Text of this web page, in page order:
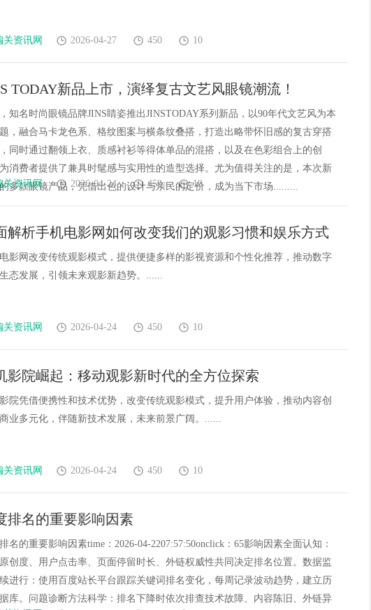
关资讯网 2026-04-27 450 10
TODAY新品上市，演绎复古文艺风眼镜潮流！
知名时尚眼镜品牌JINS睛姿推出JINSTODAY系列新品，以90年代文艺风为本
，融合马卡龙色系、格纹图案与横条纹叠搭，打造出略带怀旧感的复古穿搭
同时通过翻领上衣、质感衬衫等得体单品的混搭，以及在色彩组合上的创
消费者提供了兼具时髦感与实用性的造型选择。尤为值得关注的是，本次新
多款眼镜产品，凭借出色的设计与亲民的定价，成为当下市场.........
关资讯网 2026-04-24 450 10
解析手机电影网如何改变我们的观影习惯和娱乐方式
影网改变传统观影模式，提供便捷多样的影视资源和个性化推荐，推动数字
态发展，引领未来观影新趋势。......
关资讯网 2026-04-24 450 10
影院崛起：移动观影新时代的全方位探索
院凭借便携性和技术优势，改变传统观影模式，提升用户体验，推动内容创
业多元化，伴随新技术发展，未来前景广阔。......
关资讯网 2026-04-24 450 10
排名的重要影响因素
名的重要影响因素time：2026-04-2207:57:50onclick：65影响因素全面认知：
创度、用户点击率、页面停留时长、外链权威性共同决定排名位置。数据监
进行：使用百度站长平台跟踪关键词排名变化，每周记录波动趋势，建立历
库。问题诊断方法科学：排名下降时依次排查技术故障、内容陈旧、外链异